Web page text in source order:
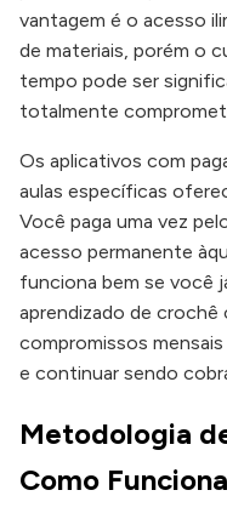
vantagem é o acesso
de materiais, porém o
tempo pode ser
totalmente
Os aplicativos com
aulas específicas
Você paga uma vez
acesso permanente
funciona bem se você
aprendizado de
compromissos
e continuar sendo
Metodologia
Como Funciona